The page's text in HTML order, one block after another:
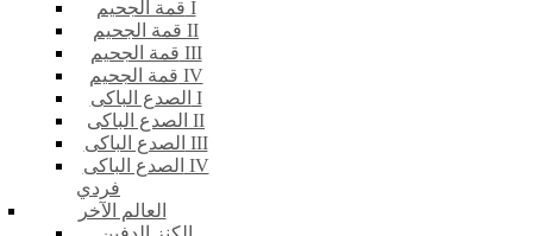
قمة الجحيم I
قمة الجحيم II
قمة الجحيم III
قمة الجحيم IV
الصدع الباكى I
الصدع الباكى II
الصدع الباكى III
الصدع الباكى IV
فردي
العالم الآخر